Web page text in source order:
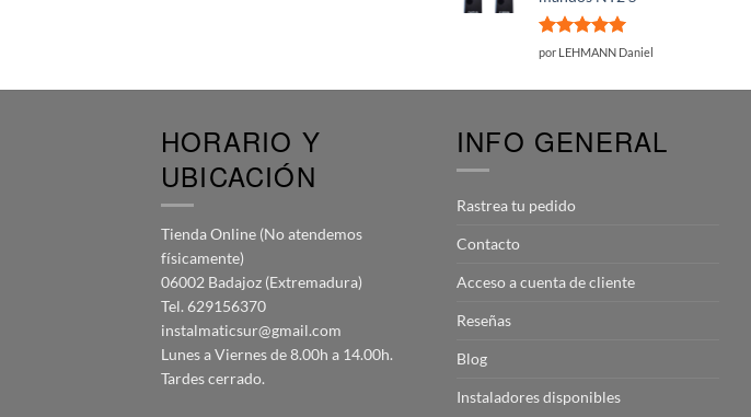
Valorado
por LEHMANN Daniel
HORARIO Y
UBICACIÓN
Tienda Online (No atendemos
físicamente)
06002 Badajoz (Extremadura)
Tel. 629156370
instalmaticsur@gmail.com
Lunes a Viernes de 8.00h a 14.00h.
Tardes cerrado.
INFO GENERAL
Rastrea tu pedido
Contacto
Acceso a cuenta de cliente
Reseñas
Blog
Instaladores disponibles